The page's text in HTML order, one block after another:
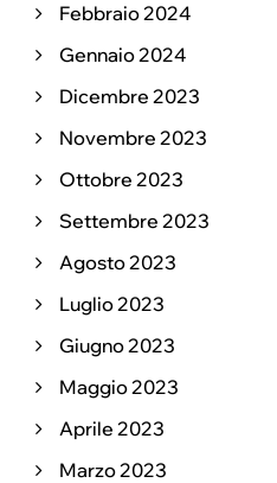
Febbraio 2024
Gennaio 2024
Dicembre 2023
Novembre 2023
Ottobre 2023
Settembre 2023
Agosto 2023
Luglio 2023
Giugno 2023
Maggio 2023
Aprile 2023
Marzo 2023